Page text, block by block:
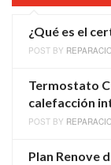
¿Qué es el
POST BY
Termostato
calefacción
POST BY
Plan Renove